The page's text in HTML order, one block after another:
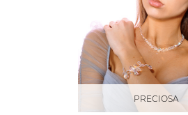
PRECIOSA